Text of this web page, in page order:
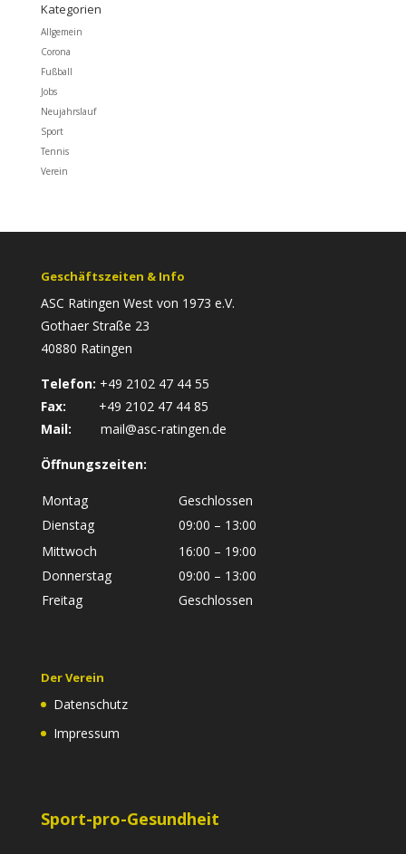
Kategorien
Allgemein
Corona
Fußball
Jobs
Neujahrslauf
Sport
Tennis
Verein
Geschäftszeiten & Info
ASC Ratingen West von 1973 e.V.
Gothaer Straße 23
40880 Ratingen
Telefon: +49 2102 47 44 55
Fax: +49 2102 47 44 85
Mail:
mail@asc-ratingen.de
Öffnungszeiten:
Montag
Geschlossen
Dienstag
09:00 – 13:00
Mittwoch
16:00 – 19:00
Donnerstag
09:00 – 13:00
Freitag
Geschlossen
Der Verein
Datenschutz
Impressum
Sport-pro-Gesundheit